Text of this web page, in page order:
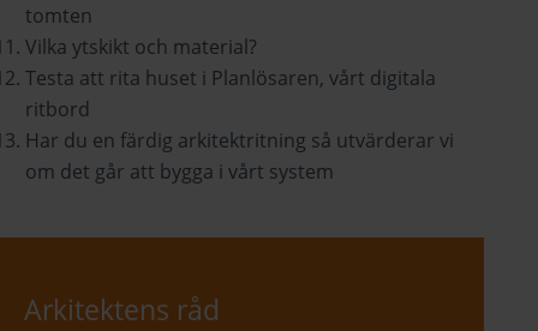
tomten
Vilka ytskikt och material?
Testa att rita huset i Planlösaren, vårt digitala
ritbord
Har du en färdig arkitektritning så utvärderar vi
om det går att bygga i vårt system
Arkitektens råd